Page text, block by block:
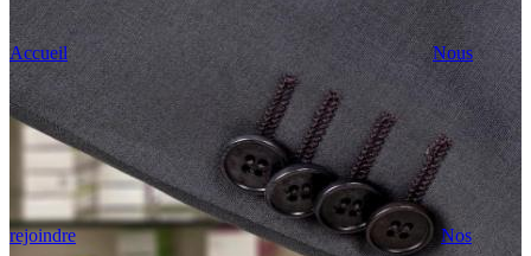
Accueil Nous
rejoindre Nos